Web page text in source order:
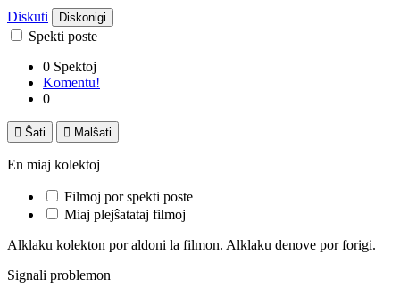
Diskuti Diskonigi
Spekti poste
0 Spektoj
Komentu!
0
 Ŝati  Malŝati
En miaj kolektoj
Filmoj por spekti poste
Miaj plejŝatataj filmoj
Alklaku kolekton por aldoni la filmon. Alklaku denove por forigi.
Signali problemon